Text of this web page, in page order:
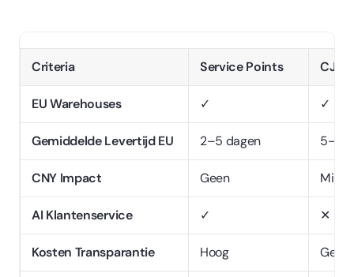
Criteria Service Points CJ
EU Warehouses ✓ ✓
Gemiddelde Levertijd EU 2–5 dagen 5–10
CNY Impact Geen
AI Klantenservice ✓ ✕
Kosten Transparantie Hoog